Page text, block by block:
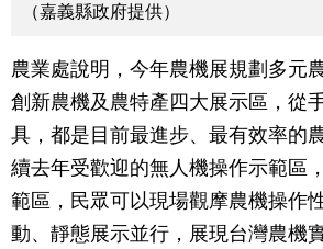
（嘉義縣政府提供）
農業處說明，今年農機展規劃多元
創新農機及農特產四大展示區，從
具，都是目前最進步、最有效率的
續去年受歡迎的無人機操作示範區
範區，民眾可以現場觀摩農機操作
動、靜態展示並行，展現台灣農機實